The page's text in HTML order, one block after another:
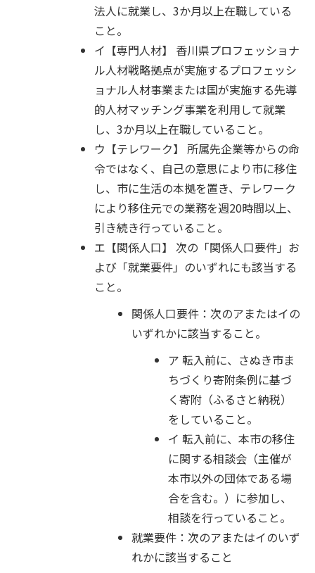
法人に就業し、3か月以上在職している
こと。
イ【専門人材】 香川県プロフェッショナ
ル人材戦略拠点が実施するプロフェッシ
ョナル人材事業または国が実施する先導
的人材マッチング事業を利用して就業
し、3か月以上在職していること。
ウ【テレワーク】 所属先企業等からの命
令ではなく、自己の意思により市に移住
し、市に生活の本拠を置き、テレワーク
により移住元での業務を週20時間以上、
引き続き行っていること。
エ【関係人口】 次の「関係人口要件」お
よび「就業要件」のいずれにも該当する
こと。
関係人口要件：次のアまたはイの
いずれかに該当すること。
ア 転入前に、さぬき市ま
ちづくり寄附条例に基づ
く寄附（ふるさと納税）
をしていること。
イ 転入前に、本市の移住
に関する相談会（主催が
本市以外の団体である場
合を含む。）に参加し、
相談を行っていること。
就業要件：次のアまたはイのいず
れかに該当すること